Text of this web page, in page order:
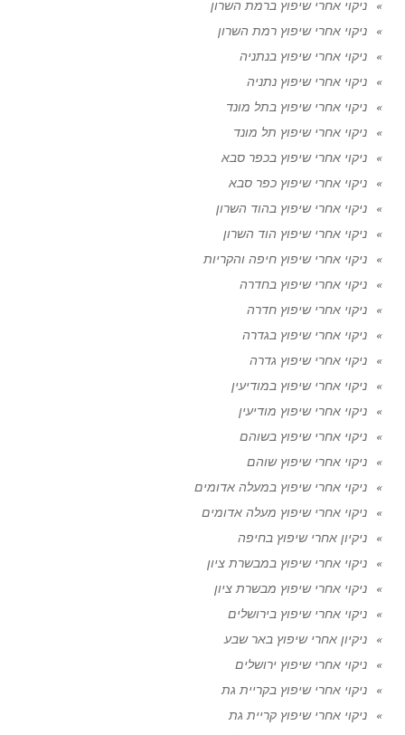
ניקוי אחרי שיפוץ ברמת השרון
ניקוי אחרי שיפוץ רמת השרון
ניקוי אחרי שיפוץ בנתניה
ניקוי אחרי שיפוץ נתניה
ניקוי אחרי שיפוץ בתל מונד
ניקוי אחרי שיפוץ תל מונד
ניקוי אחרי שיפוץ בכפר סבא
ניקוי אחרי שיפוץ כפר סבא
ניקוי אחרי שיפוץ בהוד השרון
ניקוי אחרי שיפוץ הוד השרון
ניקוי אחרי שיפוץ חיפה והקריות
ניקוי אחרי שיפוץ בחדרה
ניקוי אחרי שיפוץ חדרה
ניקוי אחרי שיפוץ בגדרה
ניקוי אחרי שיפוץ גדרה
ניקוי אחרי שיפוץ במודיעין
ניקוי אחרי שיפוץ מודיעין
ניקוי אחרי שיפוץ בשוהם
ניקוי אחרי שיפוץ שוהם
ניקוי אחרי שיפוץ במעלה אדומים
ניקוי אחרי שיפוץ מעלה אדומים
ניקיון אחרי שיפוץ בחיפה
ניקוי אחרי שיפוץ במבשרת ציון
ניקוי אחרי שיפוץ מבשרת ציון
ניקוי אחרי שיפוץ בירושלים
ניקיון אחרי שיפוץ באר שבע
ניקוי אחרי שיפוץ ירושלים
ניקוי אחרי שיפוץ בקריית גת
ניקוי אחרי שיפוץ קריית גת